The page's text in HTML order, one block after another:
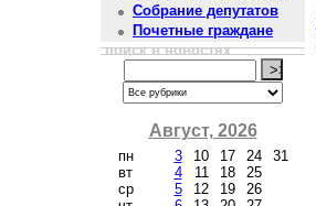
Собрание депутатов
Почетные граждане
поиск в новостях
Август, 2026
пн
вт
ср
3
4
5
10
11
12
17
18
19
24
25
26
31